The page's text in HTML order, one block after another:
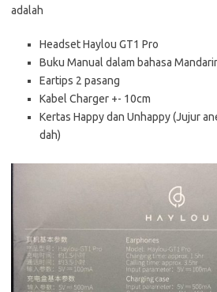
adalah
Headset Haylou GT1 Pro
Buku Manual dalam bahasa
Eartips 2 pasang
Kabel Charger +- 10cm
Kertas Happy dan Unhappy (Jujur
dah)